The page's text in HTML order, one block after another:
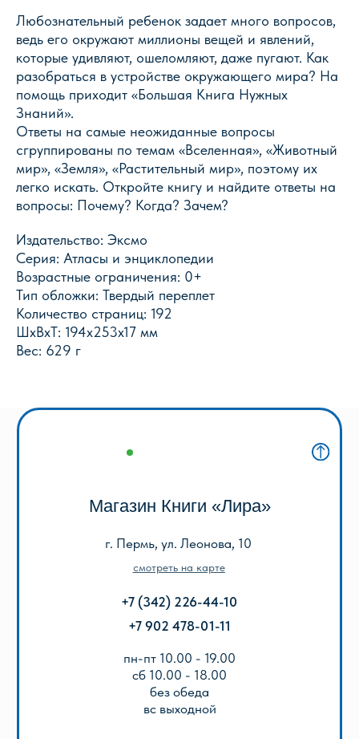
Любознательный ребенок задает много вопросов,
ведь его окружают миллионы вещей и явлений,
которые удивляют, ошеломляют, даже пугают. Как
разобраться в устройстве окружающего мира? На
помощь приходит «Большая Книга Нужных
Знаний».
Ответы на самые неожиданные вопросы
сгруппированы по темам «Вселенная», «Животный
мир», «Земля», «Растительный мир», поэтому их
легко искать. Откройте книгу и найдите ответы на
вопросы: Почему? Когда? Зачем?
Издательство: Эксмо
Серия: Атласы и энциклопедии
Возрастные ограничения: 0+
Тип обложки: Твердый переплет
Количество страниц: 192
ШxВxТ: 194x253x17 мм
Вес: 629 г
г. Пермь, ул. Леонова, 10
+7 (342) 226-44-10
+7 902 478-01-11
Магазин Книги «Лира»
смотреть на карте
пн-пт 10.00 - 19.00
сб 10.00 - 18.00
без обеда
вс выходной
Оптовый отдел «Лира-2»
пн-пт 9.00 - 18.00
КАТАЛОГ
Акции
Для дошкольников
Игры, пазлы, канцтовары
Все товары